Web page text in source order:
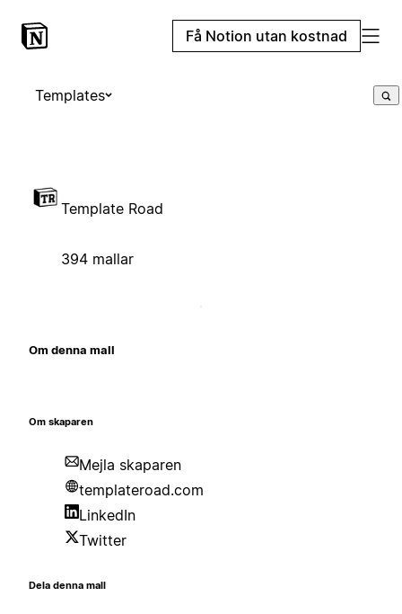
Få Notion utan kostnad
Templates
Template Road
394 mallar
Om denna mall
Om skaparen
Mejla skaparen
templateroad.com
LinkedIn
Twitter
Dela denna mall